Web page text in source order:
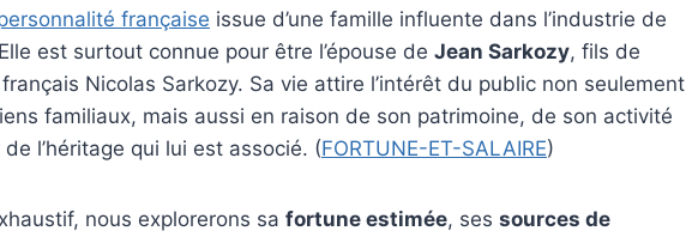
française issue d’une famille influente dans l’industrie de
est surtout connue pour être l’épouse de Jean Sarkozy, fils de
français Nicolas Sarkozy. Sa vie attire l’intérêt du public non seulement
familiaux, mais aussi en raison de son patrimoine, de son activité
l’héritage qui lui est associé. (FORTUNE-ET-SALAIRE)
nous explorerons sa fortune estimée, ses sources de